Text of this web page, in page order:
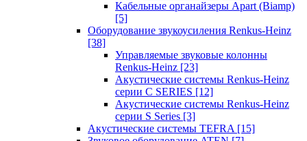
Кабельные органайзеры Apart (Biamp)
[5]
Оборудование звукоусиления Renkus-Heinz
[38]
Управляемые звуковые колонны
Renkus-Heinz [23]
Акустические системы Renkus-Heinz
серии C SERIES [12]
Акустические системы Renkus-Heinz
серии S Series [3]
Акустические системы TEFRA [15]